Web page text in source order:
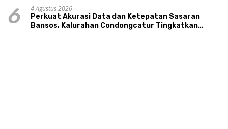
6
4 Agustus 2026
Perkuat Akurasi Data dan Ketepatan Sasaran
Bansos, Kalurahan Condongcatur Tingkatkan